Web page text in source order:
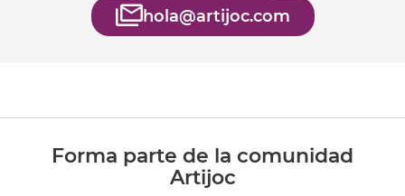
hola@artijoc.com
Forma parte de la comunidad
Artijoc